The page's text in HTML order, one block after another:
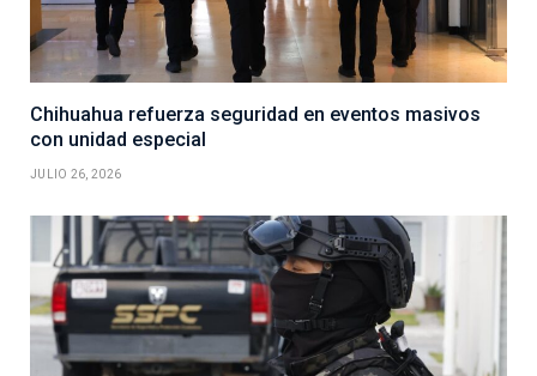
Chihuahua refuerza seguridad en eventos masivos
con unidad especial
JULIO 26, 2026